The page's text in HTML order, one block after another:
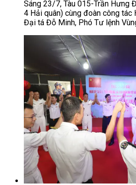
Sáng 23/7, Tàu 015-Trần Hưng
4 Hải quân) cùng đoàn công tác
Đại tá Đỗ Minh, Phó Tư lệnh